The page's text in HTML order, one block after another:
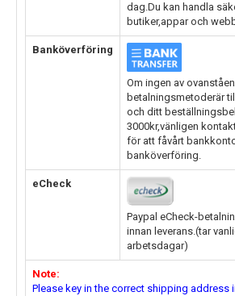
dag.Du kan handla
butiker,appar och
Banköverföring
Om ingen av
betalningsmetoderär
och ditt
3000kr,vänligen
för att fåvårt
banköverföring.
eCheck
Paypal eCheck-
innan leverans.(tar
arbetsdagar)
Note:
Please key in the correct shipping address